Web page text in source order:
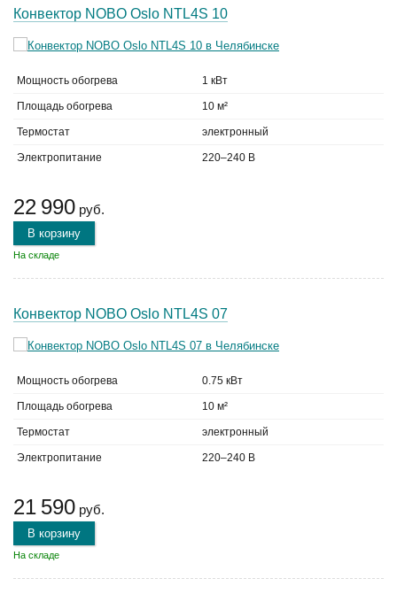
Конвектор NOBO Oslo NTL4S 10
Мощность обогрева 1 кВт
Площадь обогрева 10 м²
Термостат электронный
Электропитание 220–240 В
22 990 руб.
В корзину
На складе
Конвектор NOBO Oslo NTL4S 07
Мощность обогрева 0.75 кВт
Площадь обогрева 10 м²
Термостат электронный
Электропитание 220–240 В
21 590 руб.
В корзину
На складе